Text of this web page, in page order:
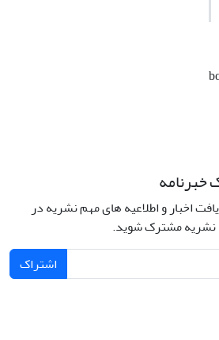
خبرنامه
اخبار و اطلاعیه های مهم نشریه در
نشریه مشترک شوید.
اشتراک